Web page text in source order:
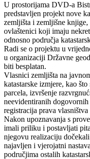
U prostorijama DVD-a
predstavljen projekt nove
zemljišta i zemljišne
ovlaštenici koji imaju
odnosno područja
Radi se o projektu u
u organizaciji Državne
biti besplatan.
Vlasnici zemljišta na
katastarske izmjere, kao
parcela, izvršenje
neevidentiranih
registracija prava vlasništva
Nakon upoznavanja s
imali priliku i postavljati
njegovu realizaciju
najavljen i vjerojatni
područjima ostalih